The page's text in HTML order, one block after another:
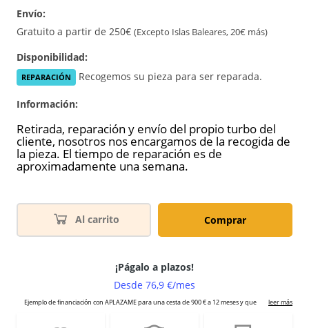
Envío:
Gratuito a partir de 250€ (Excepto Islas Baleares, 20€ más)
Disponibilidad:
REPARACIÓN Recogemos su pieza para ser reparada.
Información:
Retirada, reparación y envío del propio turbo del
cliente, nosotros nos encargamos de la recogida de
la pieza. El tiempo de reparación es de
aproximadamente una semana.
Al carrito Comprar